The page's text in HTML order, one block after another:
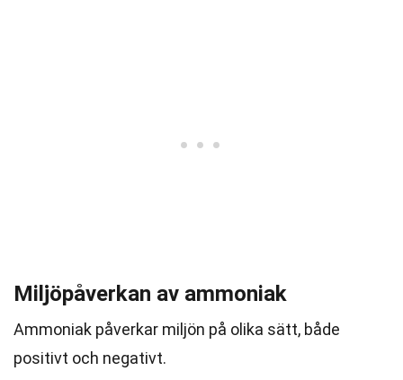
Miljöpåverkan av ammoniak
Ammoniak påverkar miljön på olika sätt, både
positivt och negativt.